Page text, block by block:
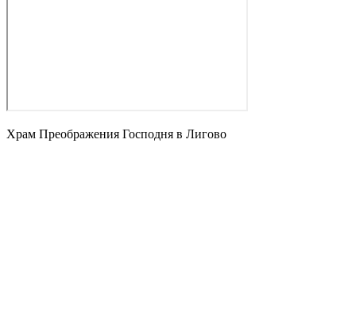
Храм Преображения Господня в Лигово